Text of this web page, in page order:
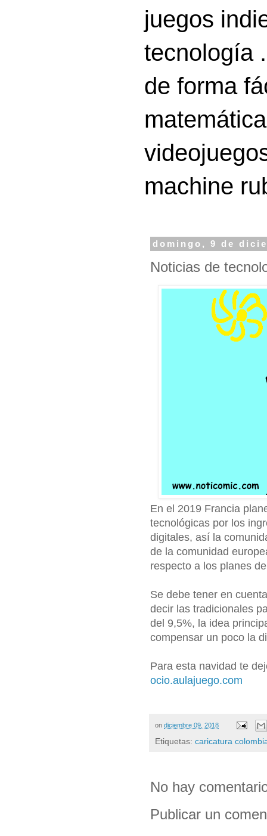
juegos
tecnología
de forma
machine
domingo, 9 de
Noticias de
En el 2019 Francia
tecnológicas por los
digitales, así la
de la comunidad
respecto a los planes
Se debe tener en
decir las tradicionales
del 9,5%, la idea
compensar un poco la
Para esta navidad te
ocio.aulajuego.com
on diciembre 09, 2018
Etiquetas: caricatura
No hay
Publicar un